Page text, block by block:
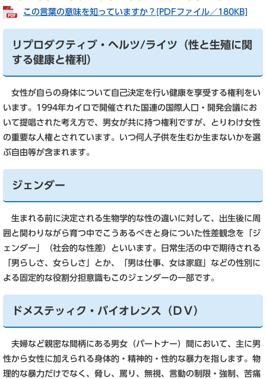
この言葉の意味を知っていますか？​[PDFファイル／180KB]
リプロダクティブ・ヘルツ/ライツ（性と生殖に関
する健康と権利）
女性が自らの身体について自己決定を行い健康を享受する権利をい
います。1994年カイロで開催された国連の国際人口・開発会議にお
いて提唱された考え方で、男女が共に持つ権利ですが、とりわけ女性
の重要な人権とされています。いつ何人子供を生むか生まないかを選
ぶ自由等が含まれます。
ジェンダー
生まれる前に決定される生物学的な性の違いに対して、出生後に周
囲と関わりながら育つ中でこうあるべきと身についた性差観念を「ジ
ェンダー」（社会的な性差）といいます。日常生活の中で期待される
「男らしさ、女らしさ」とか、「男は仕事、女は家庭」などの性別に
よる固定的な役割分担意識もこのジェンダーの一部です。
ドメステッィク・バイオレンス（ＤＶ）
夫婦など親密な間柄にある男女（パートナー）間において、主に男
性から女性に加えられる身体的・精神的・性的な暴力を指します。物
理的な暴力だけでなく、脅し、罵り、無視、言動の制限・強制、苦痛